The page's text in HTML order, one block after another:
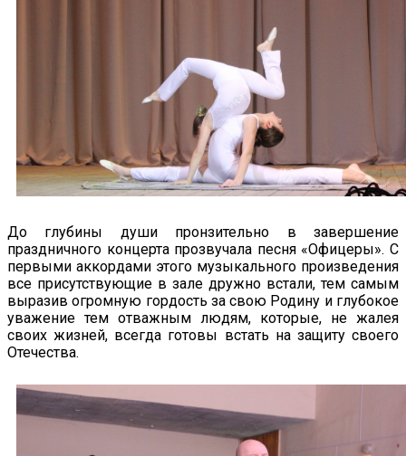
До глубины души пронзительно в завершение
праздничного концерта прозвучала песня «Офицеры». С
первыми аккордами этого музыкального произведения
все присутствующие в зале дружно встали, тем самым
выразив огромную гордость за свою Родину и глубокое
уважение тем отважным людям, которые, не жалея
своих жизней, всегда готовы встать на защиту своего
Отечества.